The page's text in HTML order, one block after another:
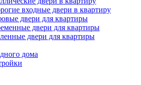
входные двери в квартиру
двери для квартиры
двери для квартиры
двери для квартиры
дома